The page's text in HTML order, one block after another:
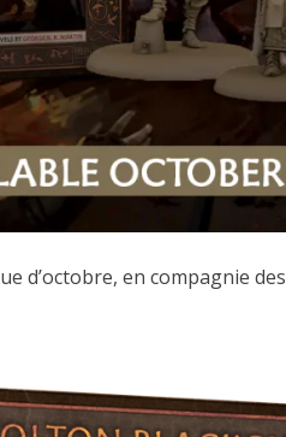
d’octobre, en compagnie des